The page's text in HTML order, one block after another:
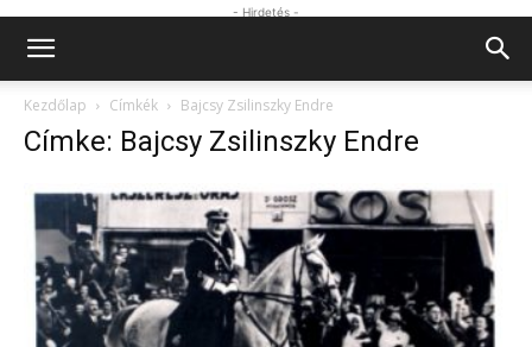
- Hirdetés -
Kezdőlap Címkék Bajcsy Zsilinszky Endre
Címke: Bajcsy Zsilinszky Endre